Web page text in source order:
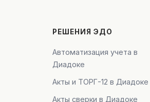
РЕШЕНИЯ ЭДО
Автоматизация учета в
Диадоке
Акты и ТОРГ-12 в Диадоке
Акты сверки в Диадоке